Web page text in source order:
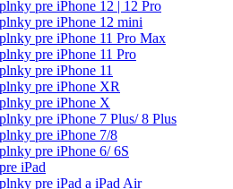
pre iPhone 12 | 12 Pro
pre iPhone 12 mini
pre iPhone 11 Pro Max
pre iPhone 11 Pro
pre iPhone 11
pre iPhone XR
pre iPhone X
pre iPhone 7 Plus/ 8 Plus
pre iPhone 7/8
pre iPhone 6/ 6S
iPad
pre iPad a iPad Air